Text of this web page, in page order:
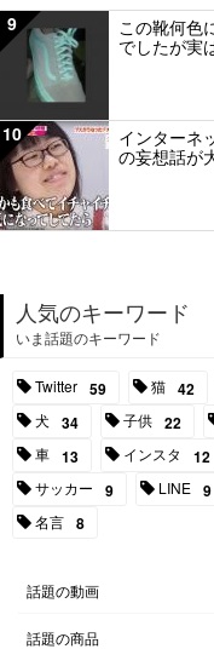
9
この靴何色
でしたが実
10
インターネ
の妄想話が
人気のキーワード
いま話題のキーワード
Twitter 59 猫 42
犬 34 子供 22
車 13 インスタ 12
サッカー 9 LINE 9
名言 8
話題の動画
話題の商品